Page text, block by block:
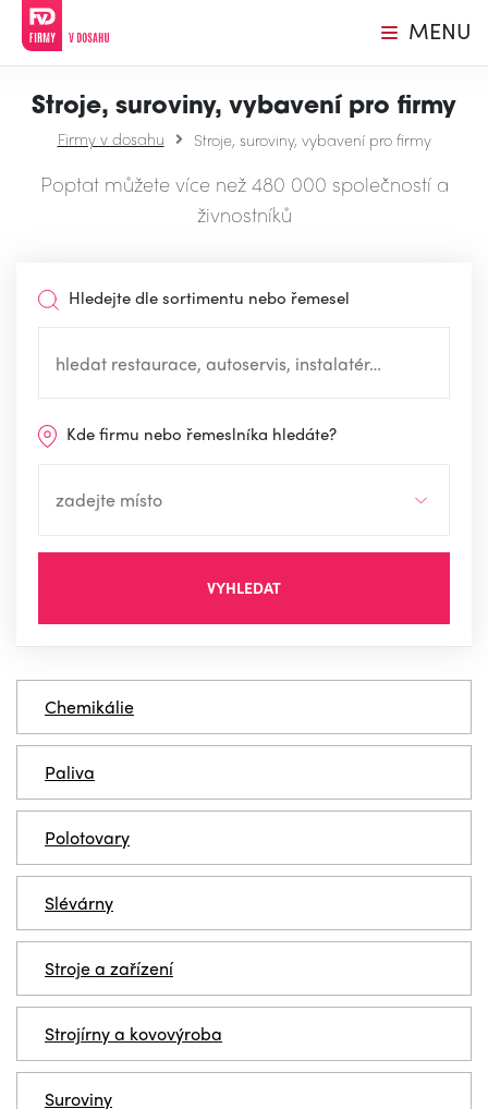
MENU
Stroje, suroviny, vybavení pro firmy
Firmy v dosahu Stroje, suroviny, vybavení pro firmy
Poptat můžete více než 480 000 společností a
živnostníků
Hledejte dle sortimentu nebo řemesel
Kde firmu nebo řemeslníka hledáte?
VYHLEDAT
Chemikálie
Paliva
Polotovary
Slévárny
Stroje a zařízení
Strojírny a kovovýroba
Suroviny